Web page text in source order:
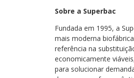
Sobre a Superbac
Fundada em 1995, a
mais moderna
referência na
economicamente
para solucionar